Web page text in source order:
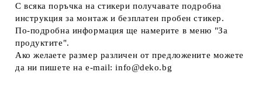
С всяка поръчка на стикери получавате подробна
инструкция за монтаж и безплатен пробен стикер.
По-подробна информация ще намерите в меню "За
продуктите".
Ако желаете размер различен от предложените можете
да ни пишете на e-mail: info@deko.bg